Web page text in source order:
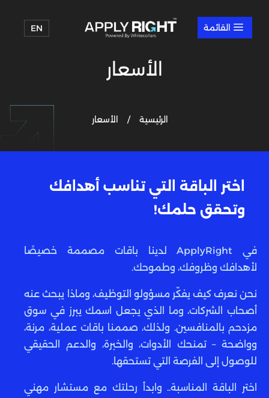
a
EN
الأسعار
الرئيسية / الأسعار
اختر الباقة التي تناسب أهدافك
وتحقق حلمك!
في ApplyRight لدينا باقات مصممة خصيصًا
لأهدافك وظروفك، وطموحك.
نحن نعرف كيف يفكّر مسؤولو التوظيف، وماذا يبحث عنه
أصحاب الشركات، وما الذي يجعل اسمك يبرز في سوق
مزدحم بالمنافسين. ولذلك، صممنا باقات عملية، مرنة،
وواضحة – تمنحك الأدوات، والخبرة، والدعم الحقيقي
للوصول إلى الفرصة التي تستحقها.
اختر الباقة المناسبة.. وابدأ رحلتك مع مستشار مهني